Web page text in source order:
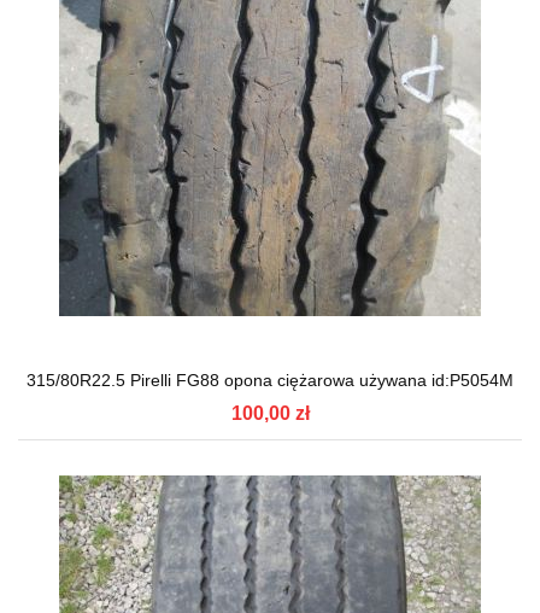
315/80R22.5 Pirelli FG88 opona ciężarowa używana id:P5054M
100,00 zł